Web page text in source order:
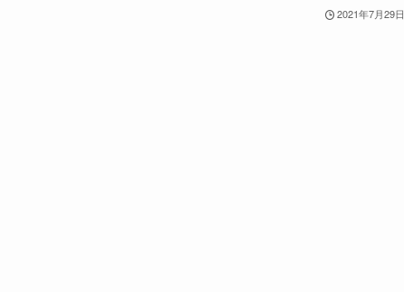
2021年7月29日